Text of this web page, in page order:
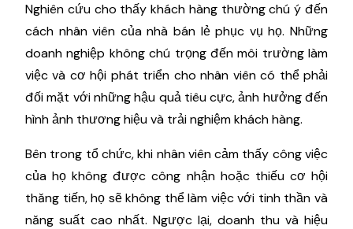
Nghiên cứu cho thấy khách hàng thường chú ý đến
cách nhân viên của nhà bán lẻ phục vụ họ. Những
doanh nghiệp không chú trọng đến môi trường làm
việc và cơ hội phát triển cho nhân viên có thể phải
đối mặt với những hậu quả tiêu cực, ảnh hưởng đến
hình ảnh thương hiệu và trải nghiệm khách hàng.
Bên trong tổ chức, khi nhân viên cảm thấy công việc
của họ không được công nhận hoặc thiếu cơ hội
thăng tiến, họ sẽ không thể làm việc với tinh thần và
năng suất cao nhất. Ngược lại, doanh thu và hiệu